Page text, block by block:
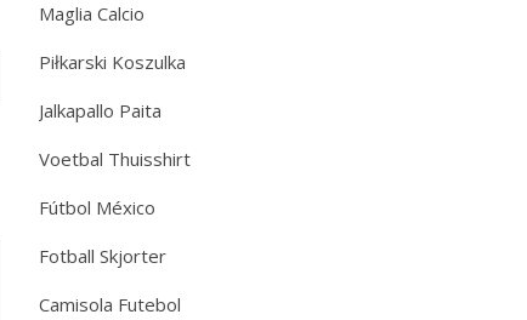
Maglia Calcio
Piłkarski Koszulka
Jalkapallo Paita
Voetbal Thuisshirt
Fútbol México
Fotball Skjorter
Camisola Futebol